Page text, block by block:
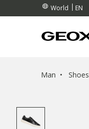
World EN
Man Shoes